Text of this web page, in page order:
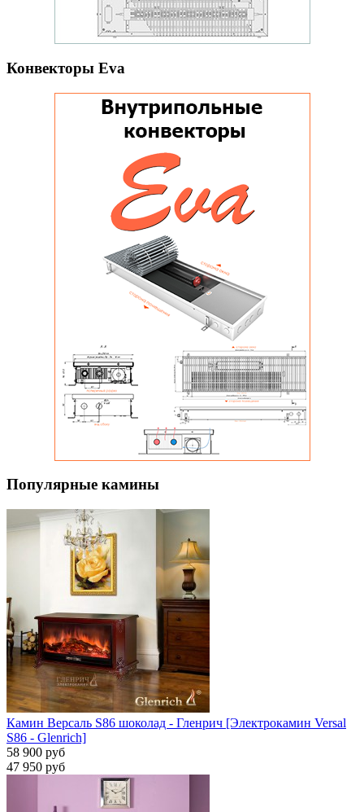
Конвекторы Eva
Популярные камины
Камин Версаль S86 шоколад - Гленрич [Электрокамин Versal
S86 - Glenrich]
58 900 руб
47 950 руб